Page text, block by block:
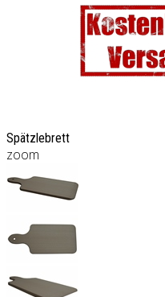
Spätzlebrett
zoom